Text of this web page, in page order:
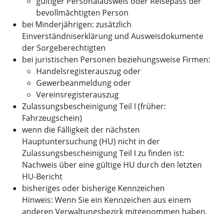
bevollmächtigten Person
bei Minderjährigen: zusätzlich
Einverständniserklärung und Ausweisdokumente
der Sorgeberechtigten
bei juristischen Personen beziehungsweise Firmen:
Handelsregisterauszug oder
Gewerbeanmeldung oder
Vereinsregisterauszug
Zulassungsbescheinigung Teil I (früher:
Fahrzeugschein)
wenn die Fälligkeit der nächsten
Hauptuntersuchung (HU) nicht in der
Zulassungsbescheinigung Teil I zu finden ist:
Nachweis über eine gültige HU durch den letzten
HU-Bericht
bisheriges oder bisherige Kennzeichen
Hinweis: Wenn Sie ein Kennzeichen aus einem
anderen Verwaltungsbezirk mitgenommen haben,